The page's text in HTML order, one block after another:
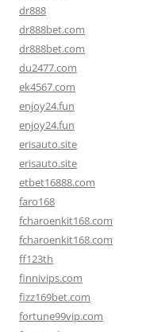
dr888
dr888bet.com
dr888bet.com
du2477.com
ek4567.com
enjoy24.fun
enjoy24.fun
erisauto.site
erisauto.site
etbet16888.com
faro168
fcharoenkit168.com
fcharoenkit168.com
ff123th
finnivips.com
fizz169bet.com
fortune99vip.com